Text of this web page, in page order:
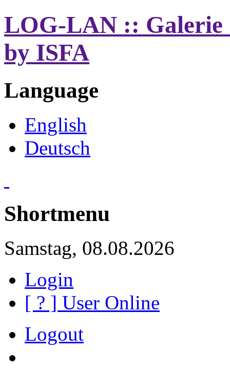
LOG-LAN :: Galerie
by ISFA
Language
English
Deutsch
Shortmenu
Samstag, 08.08.2026
Login
[ ? ] User Online
Logout